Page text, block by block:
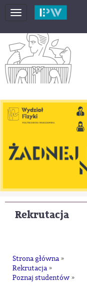
Toggle
Rekrutacja
Strona główna »
Rekrutacja »
Poznaj studentów »